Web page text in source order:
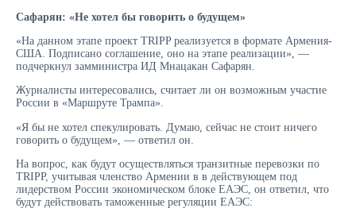
Сафарян: «Не хотел бы говорить о будущем»
«На данном этапе проект TRIPP реализуется в формате Армения-
США. Подписано соглашение, оно на этапе реализации», —
подчеркнул замминистра ИД Мнацакан Сафарян.
Журналисты интересовались, считает ли он возможным участие
России в «Маршруте Трампа».
«Я бы не хотел спекулировать. Думаю, сейчас не стоит ничего
говорить о будущем», — ответил он.
На вопрос, как будут осуществляться транзитные перевозки по
TRIPP, учитывая членство Армении в в действующем под
лидерством России экономическом блоке ЕАЭС, он ответил, что
будут действовать таможенные регуляции ЕАЭС: